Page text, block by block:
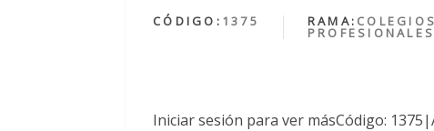
CÓDIGO: 1375 RAMA: COLEGIOS
PROFESIONALES
Iniciar sesión para ver másCódigo: